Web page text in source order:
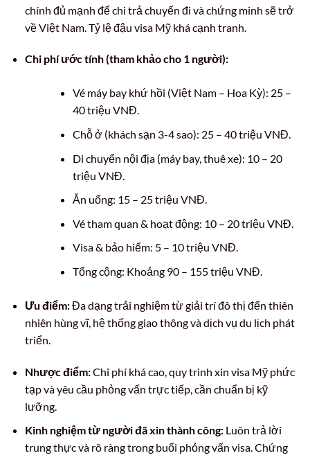
chính đủ mạnh để chi trả chuyến đi và chứng minh sẽ trở
về Việt Nam. Tỷ lệ đậu visa Mỹ khá cạnh tranh.
Chi phí ước tính (tham khảo cho 1 người):
Vé máy bay khứ hồi (Việt Nam – Hoa Kỳ): 25 –
40 triệu VNĐ.
Chỗ ở (khách sạn 3-4 sao): 25 – 40 triệu VNĐ.
Di chuyển nội địa (máy bay, thuê xe): 10 – 20
triệu VNĐ.
Ăn uống: 15 – 25 triệu VNĐ.
Vé tham quan & hoạt động: 10 – 20 triệu VNĐ.
Visa & bảo hiểm: 5 – 10 triệu VNĐ.
Tổng cộng: Khoảng 90 – 155 triệu VNĐ.
Ưu điểm:Đa dạng trải nghiệm từ giải trí đô thị đến thiên
nhiên hùng vĩ, hệ thống giao thông và dịch vụ du lịch phát
triển.
Nhược điểm:Chi phí khá cao, quy trình xin visa Mỹ phức
tạp và yêu cầu phỏng vấn trực tiếp, cần chuẩn bị kỹ
lưỡng.
Kinh nghiệm từ người đã xin thành công:Luôn trả lời
trung thực và rõ ràng trong buổi phỏng vấn visa. Chứng